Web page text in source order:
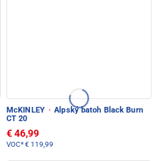
McKINLEY · Alpský batoh Black Burn
CT 20
€ 46,99
VOC*€ 119,99